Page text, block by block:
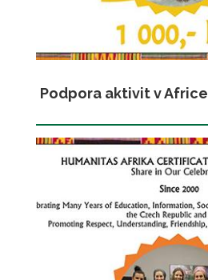
Podpora aktivit v Africe